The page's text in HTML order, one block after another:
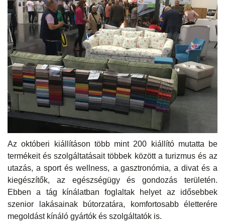
Az októberi kiállításon több mint 200 kiállító mutatta be
termékeit és szolgáltatásait többek között a turizmus és az
utazás, a sport és wellness, a gasztronómia, a divat és a
kiegészítők, az egészségügy és gondozás területén.
Ebben a tág kínálatban foglaltak helyet az idősebbek
szenior lakásainak bútorzatára, komfortosabb életterére
megoldást kínáló gyártók és szolgáltatók is.